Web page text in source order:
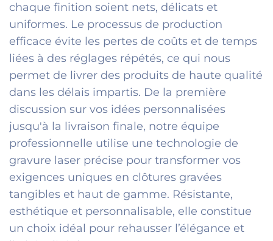
chaque finition soient nets, délicats et
uniformes. Le processus de production
efficace évite les pertes de coûts et de temps
liées à des réglages répétés, ce qui nous
permet de livrer des produits de haute qualité
dans les délais impartis. De la première
discussion sur vos idées personnalisées
jusqu'à la livraison finale, notre équipe
professionnelle utilise une technologie de
gravure laser précise pour transformer vos
exigences uniques en clôtures gravées
tangibles et haut de gamme. Résistante,
esthétique et personnalisable, elle constitue
un choix idéal pour rehausser l’élégance et